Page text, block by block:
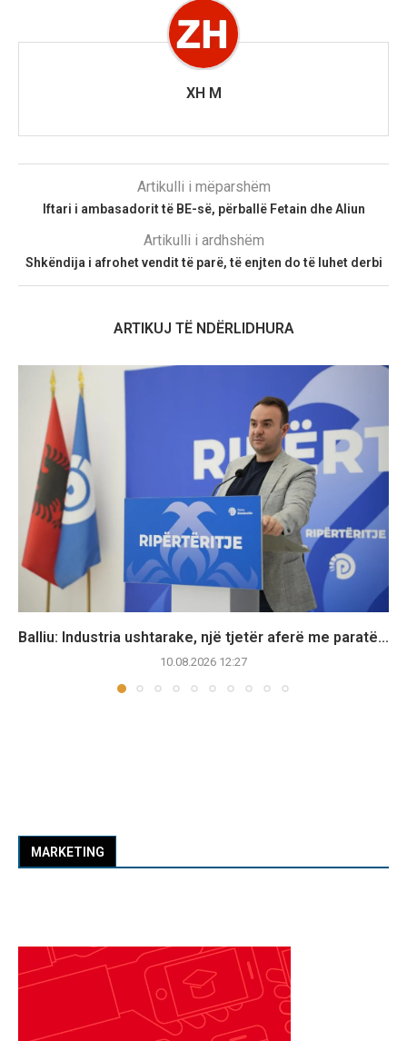
XH M
Artikulli i mëparshëm
Iftari i ambasadorit të BE-së, përballë Fetain dhe Aliun
Artikulli i ardhshëm
Shkëndija i afrohet vendit të parë, të enjten do të luhet derbi
ARTIKUJ TË NDËRLIDHURA
Balliu: Industria ushtarake, një tjetër aferë me paratë...
10.08.2026 12:27
MARKETING